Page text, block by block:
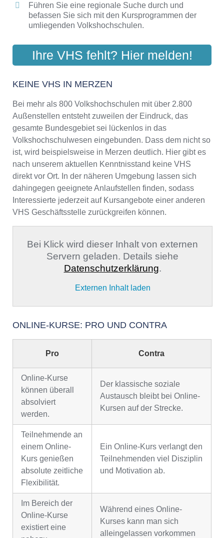
Führen Sie eine regionale Suche durch und
befassen Sie sich mit den Kursprogrammen der
umliegenden Volkshochschulen.
Ihre VHS fehlt? Hier melden!
KEINE VHS IN MERZEN
Bei mehr als 800 Volkshochschulen mit über 2.800
Außenstellen entsteht zuweilen der Eindruck, das
gesamte Bundesgebiet sei lückenlos in das
Volkshochschulwesen eingebunden. Dass dem nicht so
ist, wird beispielsweise in Merzen deutlich. Hier gibt es
nach unserem aktuellen Kenntnisstand keine VHS
direkt vor Ort. In der näheren Umgebung lassen sich
dahingegen geeignete Anlaufstellen finden, sodass
Interessierte jederzeit auf Kursangebote einer anderen
VHS Geschäftsstelle zurückgreifen können.
Bei Klick wird dieser Inhalt von externen
Servern geladen. Details siehe
Datenschutzerklärung.
Externen Inhalt laden
ONLINE-KURSE: PRO UND CONTRA
Pro Contra
Online-Kurse
können überall
absolviert
werden.
Der klassische soziale
Austausch bleibt bei Online-
Kursen auf der Strecke.
Teilnehmende an
einem Online-
Kurs genießen
absolute zeitliche
Flexibilität.
Ein Online-Kurs verlangt den
Teilnehmenden viel Disziplin
und Motivation ab.
Im Bereich der
Online-Kurse
existiert eine
Während eines Online-
Kurses kann man sich
alleingelassen vorkommen